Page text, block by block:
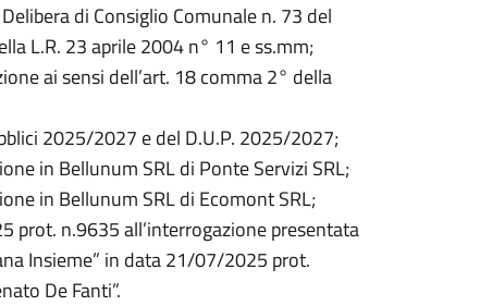
di Consiglio Comunale n. 73 del
L.R. 23 aprile 2004 n° 11 e ss.mm;
ai sensi dell’art. 18 comma 2° della
2025/2027 e del D.U.P. 2025/2027;
in Bellunum SRL di Ponte Servizi SRL;
in Bellunum SRL di Ecomont SRL;
prot. n.9635 all’interrogazione presentata
Insieme” in data 21/07/2025 prot.
De Fanti”.